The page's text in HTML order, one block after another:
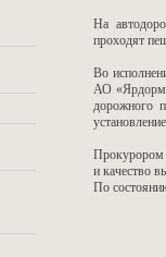
На
проходят
Во
АО
дорожного
Прокурором
и качество
По